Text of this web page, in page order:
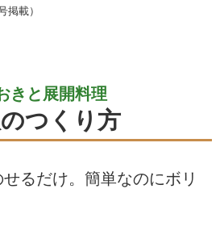
掲載）
きと展開料理
つくり方
るだけ。簡単なのにボリ